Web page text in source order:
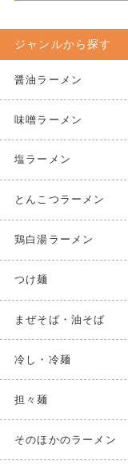
ジャンルから探す
醤油ラーメン
味噌ラーメン
塩ラーメン
とんこつラーメン
鶏白湯ラーメン
つけ麺
まぜそば・油そば
冷し・冷麺
担々麺
そのほかのラーメン